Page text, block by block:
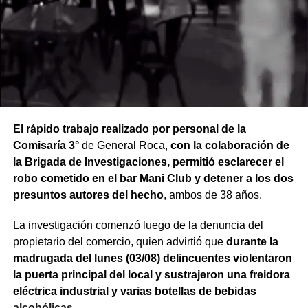
El rápido trabajo realizado por personal de la
Comisaría 3°de General Roca, con la colaboración de
la Brigada de Investigaciones, permitió esclarecer el
robo cometido en el bar Mani Club y detener a los dos
presuntos autores del hecho, ambos de 38 años.
La investigación comenzó luego de la denuncia del
propietario del comercio, quien advirtió que durante la
madrugada del lunes (03/08) delincuentes violentaron
la puerta principal del local y sustrajeron una freidora
eléctrica industrial y varias botellas de bebidas